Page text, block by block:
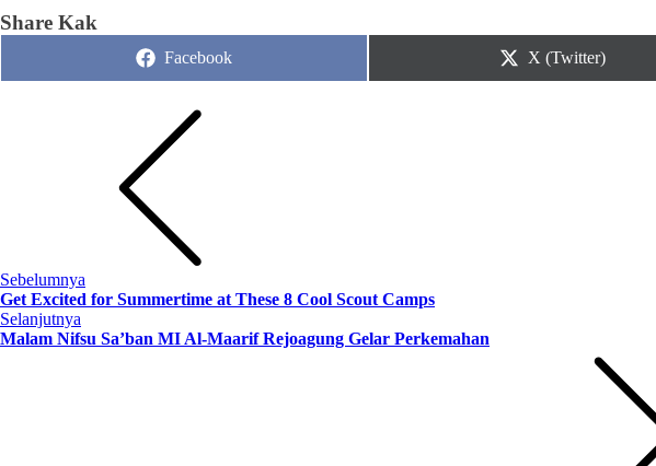
Share Kak
Share
Facebook
Share
X (Twitter)
Sebelumnya
Get Excited for Summertime at These 8 Cool Scout Camps
Selanjutnya
Malam Nifsu Sa’ban MI Al-Maarif Rejoagung Gelar Perkemahan